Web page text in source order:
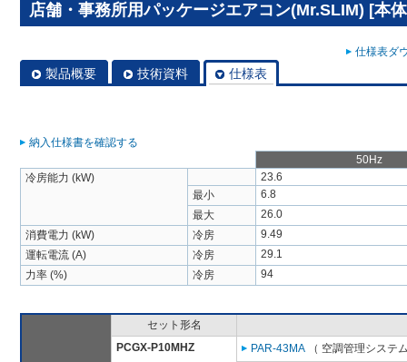
店舗・事務所用パッケージエアコン(Mr.SLIM) [本
仕様表ダ
製品概要 技術資料 仕様表
納入仕様書を確認する
50Hz
冷房能力 (kW)
23.6
最小
6.8
最大
26.0
消費電力 (kW)
冷房
9.49
運転電流 (A)
冷房
29.1
力率 (%)
冷房 94
セット形名
PCGX-P10MHZ
PAR-43MA （ 空調管理システ